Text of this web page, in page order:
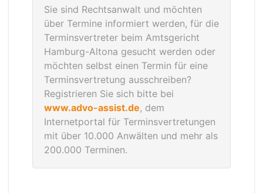
Sie sind Rechtsanwalt und möchten
über Termine informiert werden, für die
Terminsvertreter beim Amtsgericht
Hamburg-Altona gesucht werden oder
möchten selbst einen Termin für eine
Terminsvertretung ausschreiben?
Registrieren Sie sich bitte bei
www.advo-assist.de, dem
Internetportal für Terminsvertretungen
mit über 10.000 Anwälten und mehr als
200.000 Terminen.